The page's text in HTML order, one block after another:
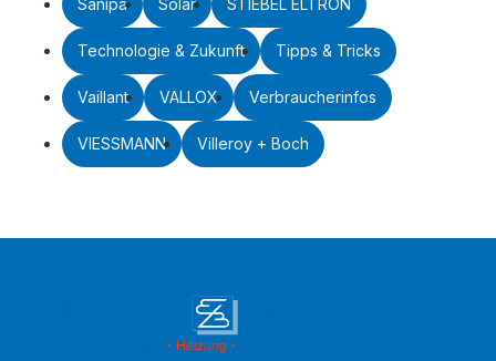
Sanipa Solar STIEBEL ELTRON
Technologie & Zukunft Tipps & Tricks
Vaillant VALLOX Verbraucherinfos
VIESSMANN Villeroy + Boch